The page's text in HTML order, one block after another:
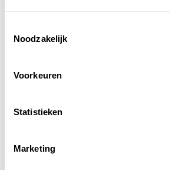
Noodzakelijk
Voorkeuren
Statistieken
Marketing